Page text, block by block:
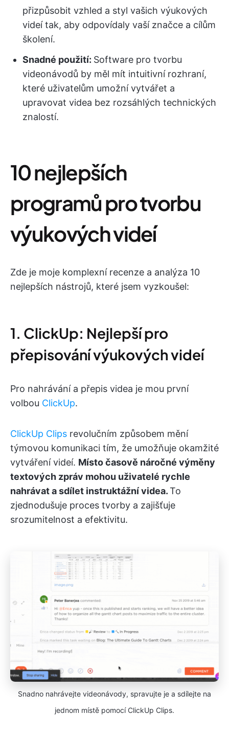
přizpůsobit vzhled a styl vašich výukových
videí tak, aby odpovídaly vaší značce a cílům
školení.
Snadné použití: Software pro tvorbu
videonávodů by měl mít intuitivní rozhraní,
které uživatelům umožní vytvářet a
upravovat videa bez rozsáhlých technických
znalostí.
10 nejlepších
programů pro tvorbu
výukových videí
Zde je moje komplexní recenze a analýza 10
nejlepších nástrojů, které jsem vyzkoušel:
1. ClickUp: Nejlepší pro
přepisování výukových videí
Pro nahrávání a přepis videa je mou první
volbou ClickUp.
ClickUp Clips revolučním způsobem mění
týmovou komunikaci tím, že umožňuje okamžité
vytváření videí. Místo časově náročné výměny
textových zpráv mohou uživatelé rychle
nahrávat a sdílet instruktážní videa.To
zjednodušuje proces tvorby a zajišťuje
srozumitelnost a efektivitu.
Snadno nahrávejte videonávody, spravujte je a sdílejte na
jednom místě pomocí ClickUp Clips.